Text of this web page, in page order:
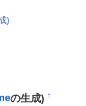
)
の生成)†